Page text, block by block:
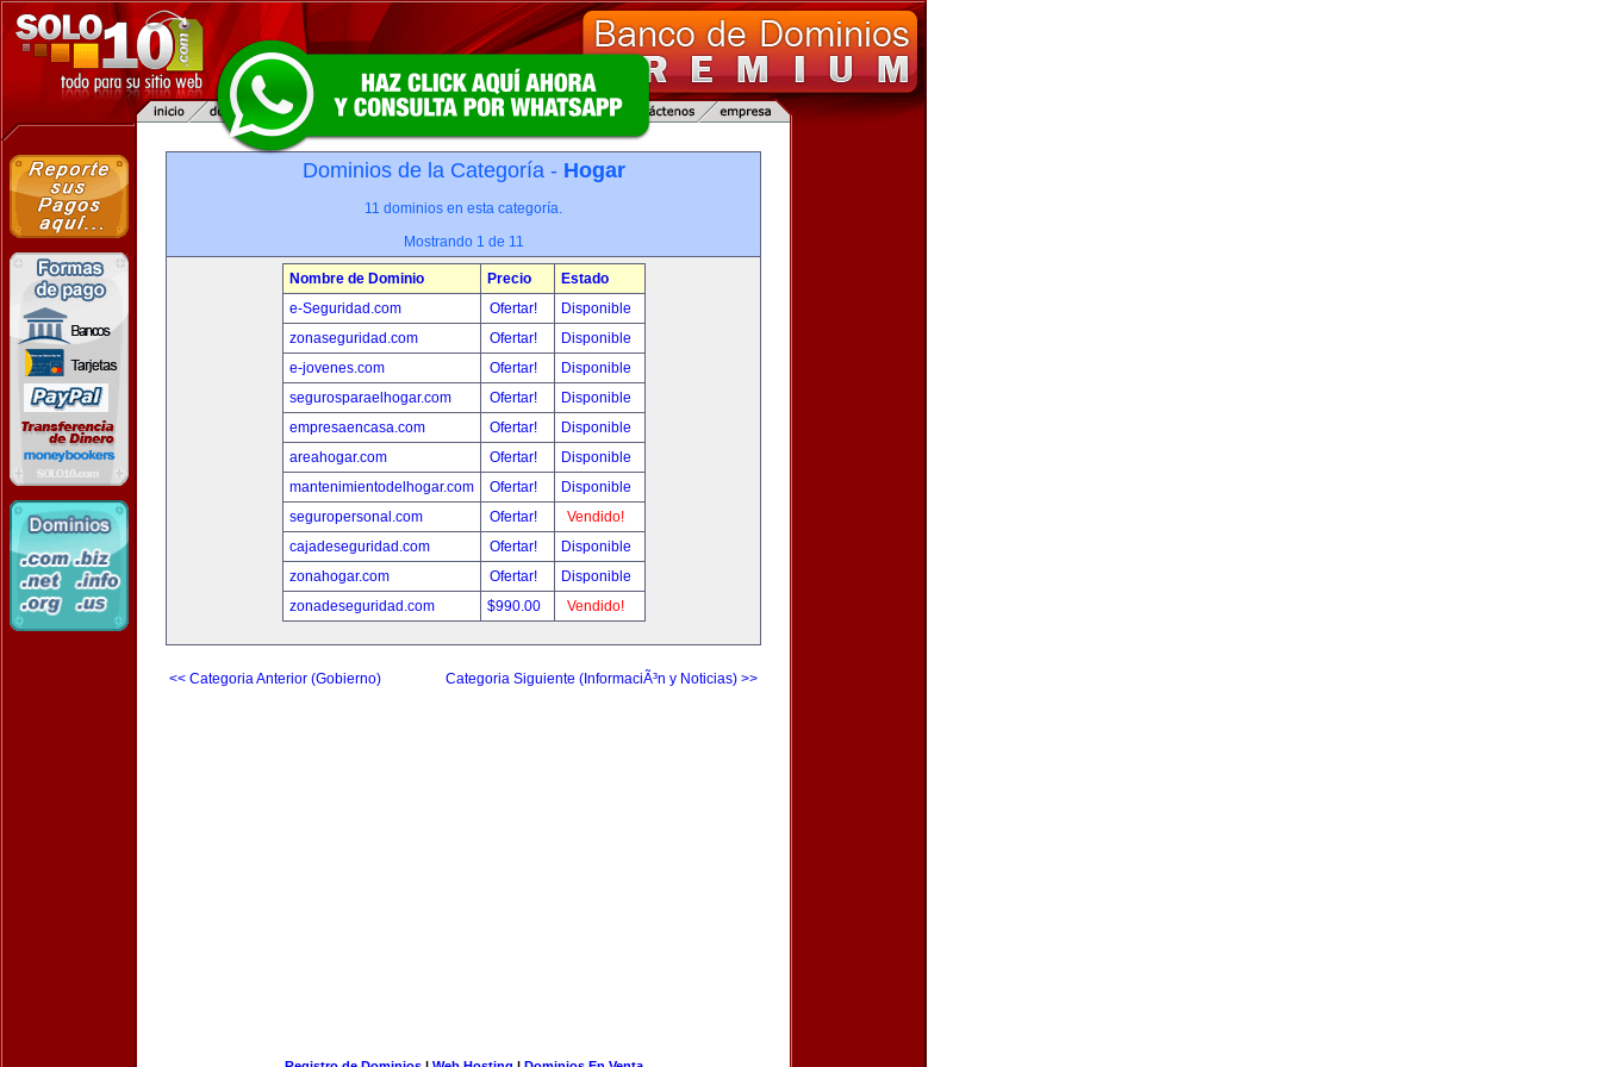
Dominios de la Categoría - Hogar
11 dominios en esta categoría.
Mostrando 1 de 11
Nombre de Dominio Precio
Estado
e-Seguridad.com
Ofertar!
Disponible
zonaseguridad.com
Ofertar!
Disponible
e-jovenes.com
Ofertar!
Disponible
segurosparaelhogar.com
Ofertar!
Disponible
empresaencasa.com
Ofertar!
Disponible
areahogar.com
Ofertar!
Disponible
mantenimientodelhogar.com
Ofertar!
Disponible
seguropersonal.com
Ofertar!
Vendido!
cajadeseguridad.com
Ofertar!
Disponible
zonahogar.com
Ofertar!
Disponible
zonadeseguridad.com
$990.00 Vendido!
<< Categoria Anterior (Gobierno) Categoria Siguiente (InformaciÃ³n y Noticias) >>